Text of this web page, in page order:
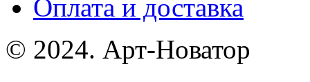
Оплата и доставка
© 2024. Арт-Новатор